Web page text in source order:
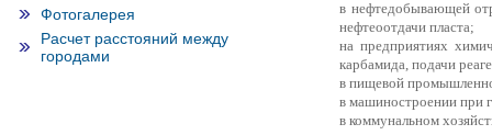
Фотогалерея
Расчет расстояний между
городами
в нефтедобывающей
нефтеоотдачи пласта;
на предприятиях
карбамида, подачи
в пищевой
в машиностроении при
в коммунальном